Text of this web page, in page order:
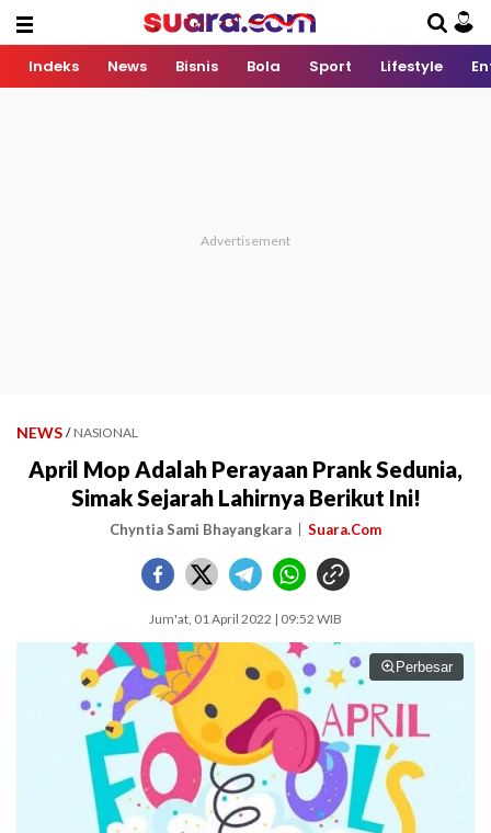
Indeks News Bisnis Bola Sport Lifestyle
NEWS / NASIONAL
April Mop Adalah Perayaan Prank Sedunia,
Simak Sejarah Lahirnya Berikut Ini!
Chyntia Sami Bhayangkara Suara.Com
Jum'at, 01 April 2022 | 09:52 WIB
Perbesar